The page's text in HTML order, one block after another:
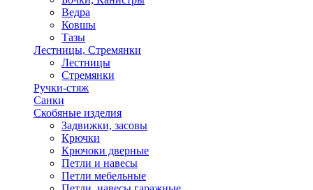
Ведра
Ковшы
Тазы
Лестницы, Стремянки
Лестницы
Стремянки
Ручки-стяж
Санки
Скобяные изделия
Задвижки, засовы
Крючки
Крючоки дверные
Петли и навесы
Петли мебельные